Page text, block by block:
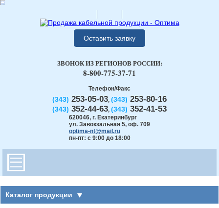
Оставить заявку
Телефон/Факс
(343) 253-05-03, (343) 253-80-16
(343) 352-44-63, (343) 352-41-53
620046, г. Екатеринбург
ул. Завокзальная 5, оф. 709
optima-nt@mail.ru
пн-пт: с 9:00 до 18:00
ЗВОНОК ИЗ РЕГИОНОВ РОССИИ:
8-800-775-37-71
Каталог продукции